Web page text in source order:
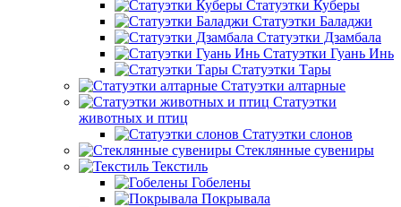
Статуэтки Куберы
Статуэтки Баладжи
Статуэтки Дзамбала
Статуэтки Гуань Инь
Статуэтки Тары
Статуэтки алтарные
Статуэтки
животных и птиц
Статуэтки слонов
Стеклянные сувениры
Текстиль
Гобелены
Покрывала